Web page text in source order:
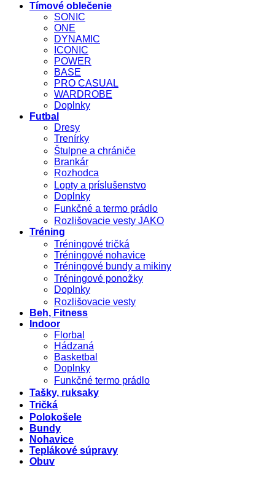
Tímové oblečenie
SONIC
ONE
DYNAMIC
ICONIC
POWER
BASE
PRO CASUAL
WARDROBE
Doplnky
Futbal
Dresy
Trenírky
Štulpne a chrániče
Brankár
Rozhodca
Lopty a príslušenstvo
Doplnky
Funkčné a termo prádlo
Rozlišovacie vesty JAKO
Tréning
Tréningové tričká
Tréningové nohavice
Tréningové bundy a mikiny
Tréningové ponožky
Doplnky
Rozlišovacie vesty
Beh, Fitness
Indoor
Florbal
Hádzaná
Basketbal
Doplnky
Funkčné termo prádlo
Tašky, ruksaky
Tričká
Polokošele
Bundy
Nohavice
Teplákové súpravy
Obuv